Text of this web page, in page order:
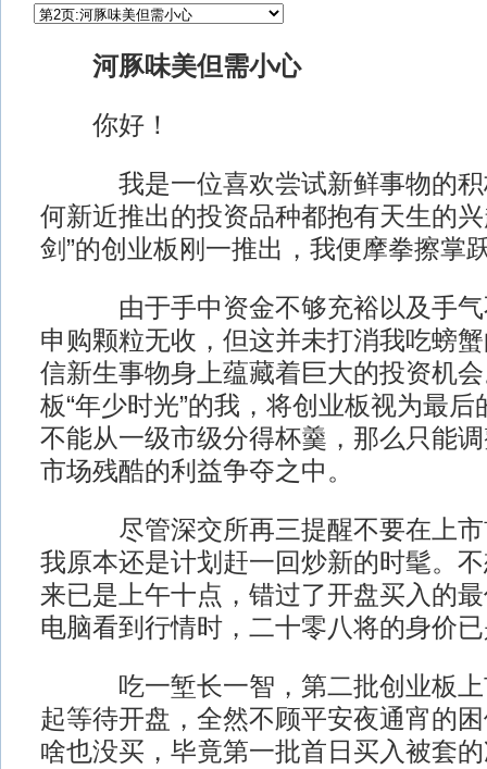
河豚味美但需小心
你好！
我是一位喜欢尝试新鲜事物的积
何新近推出的投资品种都抱有天生的
剑”的创业板刚一推出，我便摩拳擦掌
由于手中资金不够充裕以及手气
申购颗粒无收，但这并未打消我吃螃
信新生事物身上蕴藏着巨大的投资机
板“年少时光”的我，将创业板视为最
不能从一级市级分得杯羹，那么只能
市场残酷的利益争夺之中。
尽管深交所再三提醒不要在上市
我原本还是计划赶一回炒新的时髦。
来已是上午十点，错过了开盘买入的
电脑看到行情时，二十零八将的身价
吃一堑长一智，第二批创业板上
起等待开盘，全然不顾平安夜通宵的
啥也没买，毕竟第一批首日买入被套